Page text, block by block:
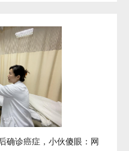
确诊癌症，小伙傻眼：网